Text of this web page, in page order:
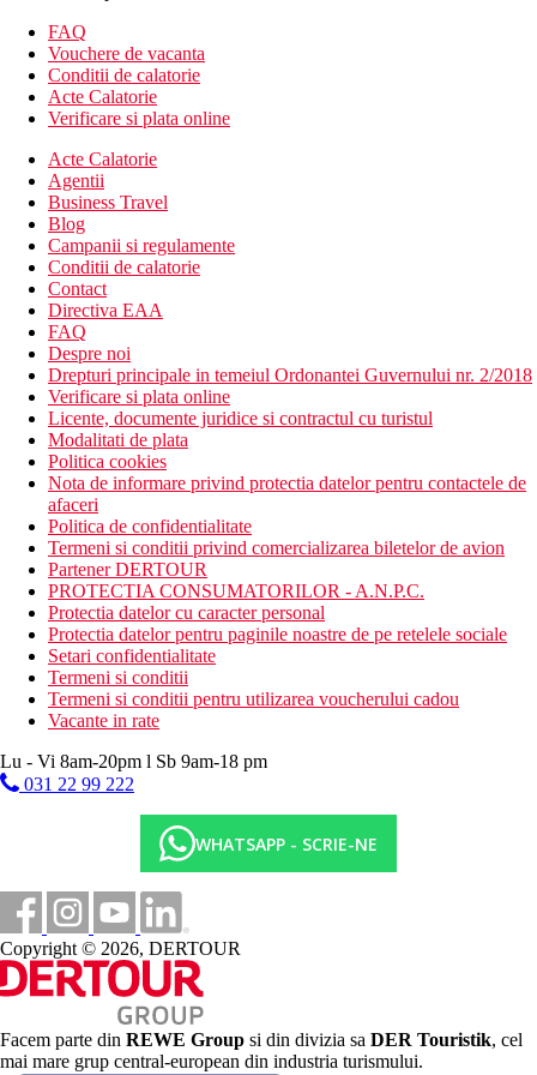
Camera dubla :
TV/satelit, telefon, seif, minibar, kit de bun venit, balcon sau
terasa.
Alte tipuri de camere
facilitatile de mai sus)
mare.
Suita Junior, Platinum : minibar cu set premium de bun
venit, halat de baie, papuci, aparat de cafea Nespresso,
Suita Junior, Platinum, vedere laterala la mare : vedere
laterala la mare.
Suita Junior, Platinum, vedere la mare : vedere la mare.
Divertisment
Program de animatie zilnic si de seara, ocazional muzica live,
discoteca.
Mese
Mic dejun si cina tip bufet.
*Optiune de cumparare a pranzului sub forma de meniu sau
bufet, in functie de disponibilitatea hotelului.
**Optiunea de a cumpara un program all-inclusive.
***Pentru cina este necesara tinuta formala.
Plajă
Plaja cu nisip din Playa de Fanabe cu o intrare treptata in
mare este la aproximativ 150 m
Sezlonguri si umbrele contra cost.
Activitati sportive
Gratuit: tenis de masa
golf Golf Las Américas aproximativ 4 km, Golf Costa
Adeje aproximativ 7 km
Stravovanie
Mic dejun, pranz si cina tip bufet
Gustare de dimineata si dupa-amiaza
Bauturi alcoolice si nealcoolice de productie locala
Carduri
VISA, EC/MC, AMEX, Diners Club.
FAQ
Vouchere de vacanta
Conditii de calatorie
Acte Calatorie
Verificare si plata online
Acte Calatorie
Agentii
Business Travel
Blog
Campanii si regulamente
Conditii de calatorie
Contact
Directiva EAA
FAQ
Despre noi
Drepturi principale in temeiul Ordonantei Guvernului nr. 2/2018
Verificare si plata online
Licente, documente juridice si contractul cu turistul
Modalitati de plata
Politica cookies
Nota de informare privind protectia datelor pentru contactele de
afaceri
Politica de confidentialitate
Termeni si conditii privind comercializarea biletelor de avion
Partener DERTOUR
PROTECTIA CONSUMATORILOR - A.N.P.C.
Protectia datelor cu caracter personal
Protectia datelor pentru paginile noastre de pe retelele sociale
Setari confidentialitate
Termeni si conditii
Termeni si conditii pentru utilizarea voucherului cadou
Vacante in rate
Lu - Vi 8am-20pm l Sb 9am-18 pm
031 22 99 222
WHATSAPP - SCRIE-NE
Copyright © 2026, DERTOUR
Facem parte din REWE Group si din divizia sa DER Touristik, cel
mai mare grup central-european din industria turismului.